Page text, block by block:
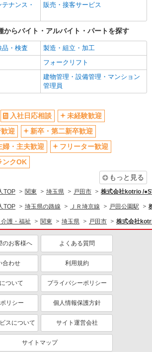
ミドル（40代～）活躍中
中
ボーナス・賞与あり
完全週休2日制
禁煙・分煙
車通勤OK
自転車通勤OK
産休・育休取得実績あり
あり
各種手当（家族・役職・インセン
ティブなど）あり
探す
医療・介護・福祉
探す
ミドル（40代～）活躍中
社会保険あり
ナンス・
販売・接客サービス
からバイト・アルバイト・パートを探す
品・検査
製造・組立・加工
フォークリフト
建物管理・設備管理・マンション
管理員
入社日応相談
未経験歓迎
迎
新卒・第二新卒歓迎
婦・主夫歓迎
フリーター歓迎
ンクOK
もっと見る
TOP 関東 埼玉県 戸田市 株式会社kotrio /
TOP 埼玉県の路線 ＪＲ埼京線 戸田公園駅
介護・福祉 関東 埼玉県 戸田市 株式会社
のお客様へ よくある質問
合わせ 利用規約
ついて プライバシーポリシー
リシー 個人情報保護方針
スについて サイト運営会社
サイトマップ